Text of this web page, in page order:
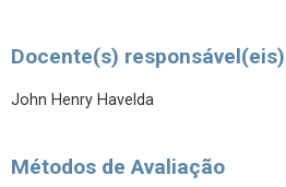
Docente(s) responsável(eis)
John Henry Havelda
Métodos de Avaliação